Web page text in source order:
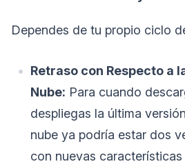
Dependes de tu propio ciclo
Retraso con Respecto a
Nube: Para cuando
despliegas la última
nube ya podría estar dos
con nuevas características